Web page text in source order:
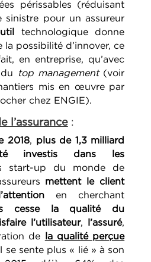
périssables (réduisant
sinistre pour un assureur
technologique donne
la possibilité d’innover, ce
en entreprise, qu’avec
top management(voir
mis en œuvre par
chez ENGIE).
l’assurance :
2018, plus de 1,3 milliard
investis dans les
start-up du monde de
mettent le client
en cherchant
cesse la qualité du
l’utilisateur, l’assuré,
de
la qualité perçue
se sente plus « lié » à son